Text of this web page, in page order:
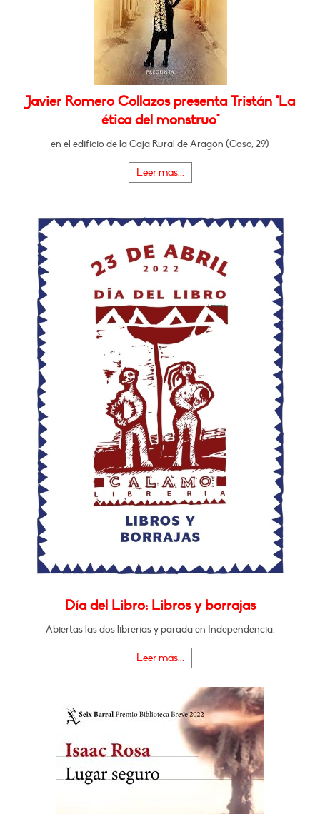
Javier Romero Collazos presenta Tristán "La
ética del monstruo"
en el edificio de la Caja Rural de Aragón (Coso, 29)
Leer más...
Día del Libro: Libros y borrajas
Abiertas las dos librerías y parada en Independencia.
Leer más...